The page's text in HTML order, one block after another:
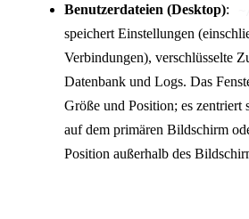
Benutzerdateien (Desktop):
speichert Einstellungen
Verbindungen), verschlüsselte
Datenbank und Logs. Das
Größe und Position; es zentriert
auf dem primären Bildschirm
Position außerhalb des